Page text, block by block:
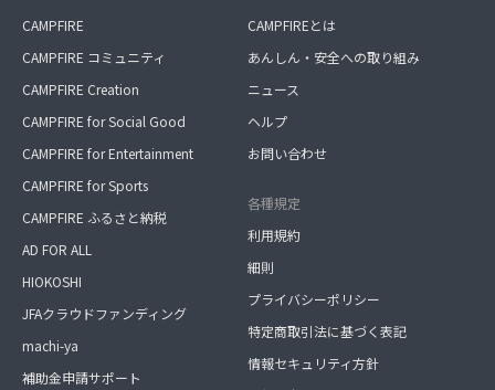
CAMPFIRE
CAMPFIRE コミュニティ
CAMPFIRE Creation
CAMPFIRE for Social Good
CAMPFIRE for Entertainment
CAMPFIRE for Sports
CAMPFIRE ふるさと納税
AD FOR ALL
HIOKOSHI
JFAクラウドファンディング
machi-ya
補助金申請サポート
CAMPFIREとは
あんしん・安全への取り組み
ニュース
ヘルプ
お問い合わせ
各種規定
利用規約
細則
プライバシーポリシー
特定商取引法に基づく表記
情報セキュリティ方針